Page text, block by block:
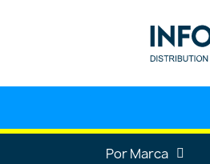
Por Marca